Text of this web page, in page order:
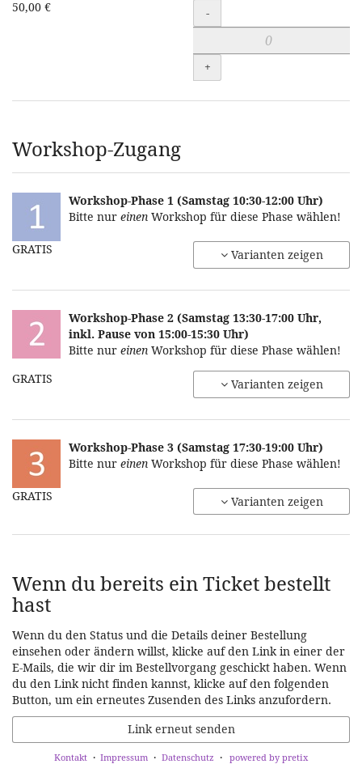
50,00 € Menge
-
+
Workshop-Zugang
Workshop-Phase 1 (Samstag 10:30-12:00 Uhr)
Bitte nur einen Workshop für diese Phase wählen!
GRATIS Varianten zeigen
Workshop-Phase 2 (Samstag 13:30-17:00 Uhr,
inkl. Pause von 15:00-15:30 Uhr)
Bitte nur einen Workshop für diese Phase wählen!
GRATIS
Varianten zeigen
Workshop-Phase 3 (Samstag 17:30-19:00 Uhr)
Bitte nur einen Workshop für diese Phase wählen!
GRATIS Varianten zeigen
Wenn du bereits ein Ticket bestellt
hast
Wenn du den Status und die Details deiner Bestellung
einsehen oder ändern willst, klicke auf den Link in einer der
E-Mails, die wir dir im Bestellvorgang geschickt haben. Wenn
du den Link nicht finden kannst, klicke auf den folgenden
Button, um ein erneutes Zusenden des Links anzufordern.
Link erneut senden
Kontakt Impressum Datenschutz powered by pretix